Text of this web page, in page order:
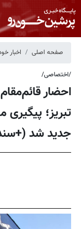
صفحه اصلی اخبار
/اختصاصی/
احضار
تبریز؛ پیگیری
جدید شد